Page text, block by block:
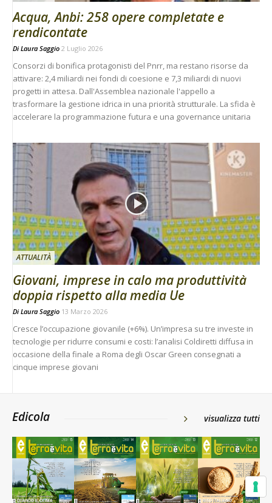
Acqua, Anbi: 258 opere completate e
rendicontate
Di Laura Saggio 2 Luglio 2026
Consorzi di bonifica protagonisti del Pnrr, ma restano risorse da
attivare: 2,4 miliardi nei fondi di coesione e 7,3 miliardi di nuovi
progetti in attesa. Dall'Assemblea nazionale l'appello a
trasformare la gestione idrica in una priorità strutturale. La sfida è
accelerare la programmazione futura e una governance unitaria
ATTUALITÀ
Giovani, imprese in calo ma produttività
doppia rispetto alla media Ue
Di Laura Saggio 13 Marzo 2026
Cresce l’occupazione giovanile (+6%). Un’impresa su tre investe in
tecnologie per ridurre consumi e costi: l’analisi Coldiretti diffusa in
occasione della finale a Roma degli Oscar Green consegnati a
cinque imprese giovani
Edicola visualizza tutti